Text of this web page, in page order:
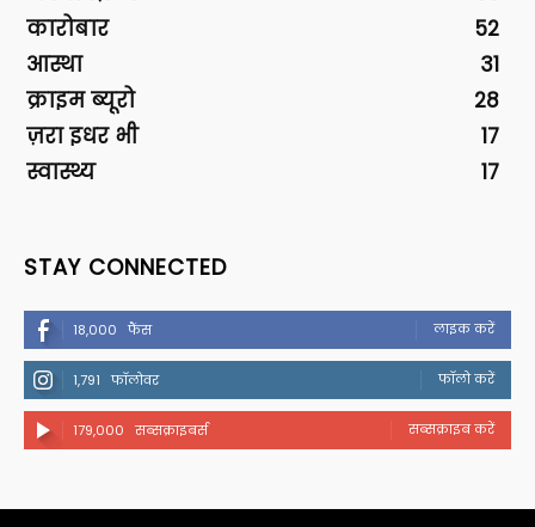
कारोबार
52
आस्था
31
क्राइम ब्यूरो
28
ज़रा इधर भी
17
स्वास्थ्य
17
STAY CONNECTED
18,000 फैंस लाइक करें
1,791 फॉलोवर फॉलो करें
179,000 सब्सक्राइबर्स सब्सक्राइब करें